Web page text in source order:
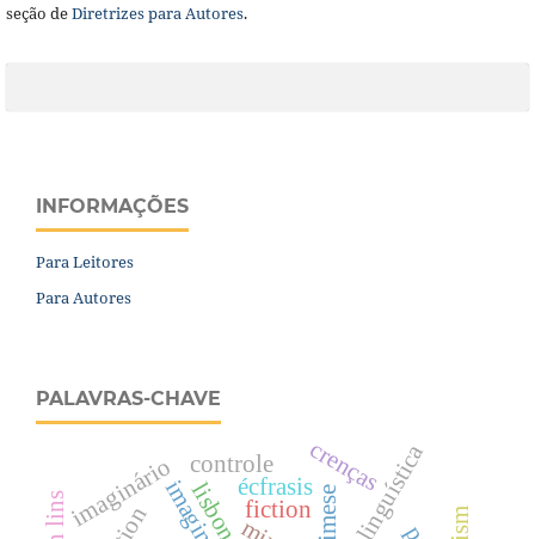
seção deDiretrizes para Autores.
INFORMAÇÕES
Para Leitores
Para Autores
PALAVRAS-CHAVE
lisbon
imaginário fiction mimese
écfrasiscrenças
controle